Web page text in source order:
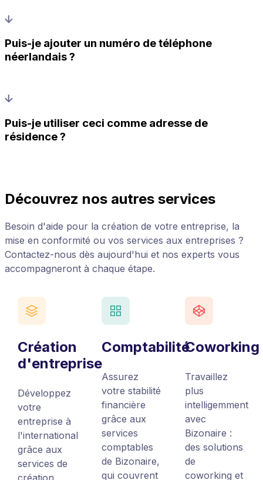
Puis-je ajouter un numéro de téléphone
néerlandais ?
Puis-je utiliser ceci comme adresse de
résidence ?
Découvrez nos autres services
Besoin d'aide pour la création de votre entreprise, la
mise en conformité ou vos services aux entreprises ?
Contactez-nous dès aujourd'hui et nos experts vous
accompagneront à chaque étape.
Création
d'entreprise
Développez
votre
entreprise à
l'international
grâce aux
services de
Comptabilité
Assurez
votre stabilité
financière
grâce aux
services
comptables
de Bizonaire,
qui couvrent
Coworking
Travaillez
plus
intelligemment
avec
Bizonaire :
des solutions
de
coworking et